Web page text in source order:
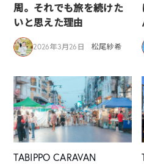
周。それでも旅を続けた
いと思えた理由
2026年3月26日 松尾紗希
TABIPPO CARAVAN